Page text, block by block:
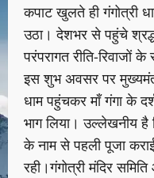
कपाट खुलते ही गंगोत्री
उठा। देशभर से पहुंचे
परंपरागत रीति-रिवाजों
इस शुभ अवसर पर
धाम पहुंचकर माँ गंगा के
भाग लिया। उल्लेखनीय है
के नाम से पहली पूजा
रही।गंगोत्री मंदिर